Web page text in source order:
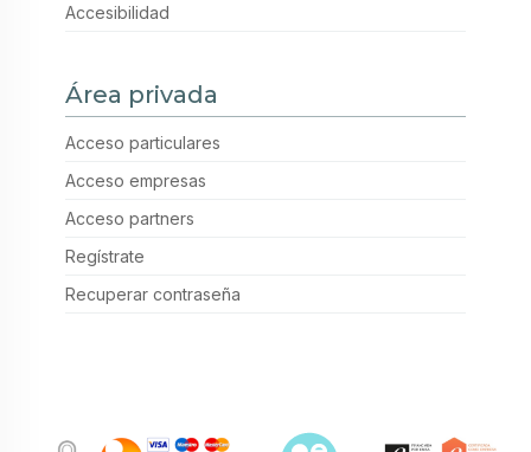
Accesibilidad
Área privada
Acceso particulares
Acceso empresas
Acceso partners
Regístrate
Recuperar contraseña